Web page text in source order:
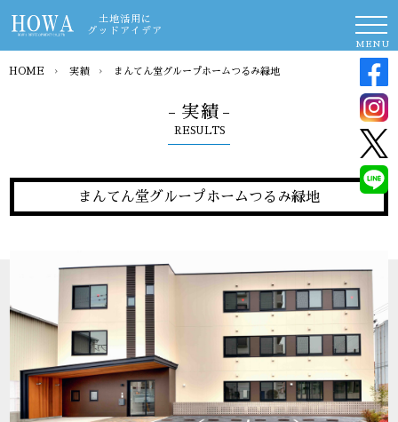
土地活用に
グッドアイデア
MENU
- 実績 -
RESULTS
HOME › 実績› まんてん堂グループホームつるみ緑地
まんてん堂グループホームつるみ緑地